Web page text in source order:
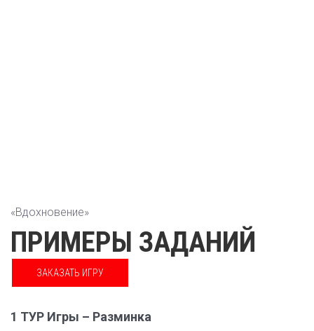
«Вдохновение»
ПРИМЕРЫ ЗАДАНИЙ
ЗАКАЗАТЬ ИГРУ
1 ТУР Игры – Разминка